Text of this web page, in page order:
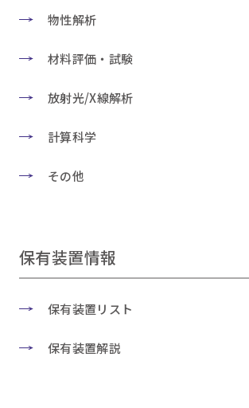
物性解析
材料評価・試験
放射光/X線解析
計算科学
その他
保有装置情報
保有装置リスト
保有装置解説